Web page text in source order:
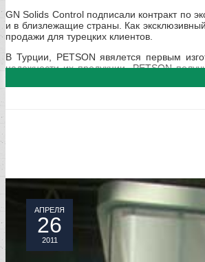
GN Solids Controlподписали контракт по
и в близлежащие страны. Как
продажи для турецких клиентов.
В Турции, PETSON явялется первым
надежности их продукции, PETSON
АПРЕЛЯ
26
2011